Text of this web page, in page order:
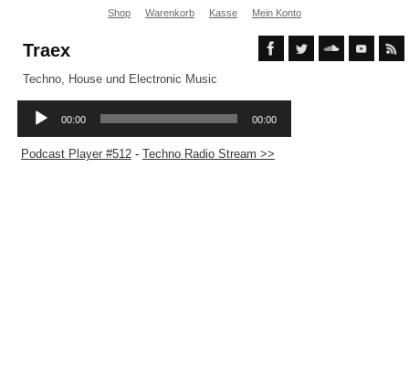
Shop Warenkorb Kasse Mein Konto
Traex
Techno, House und Electronic Music
Podcast Player #512- Techno Radio Stream >>